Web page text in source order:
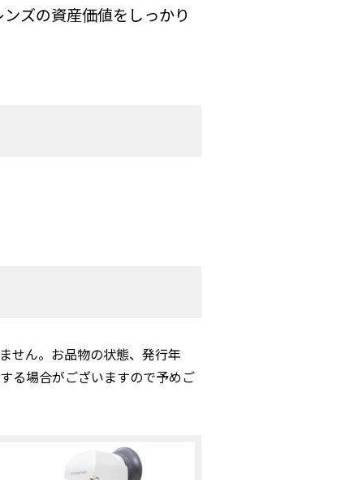
ズの資産価値をしっかり
せん。お品物の状態、発行年
る場合がございますので予めご